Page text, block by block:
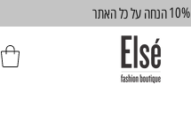
הנחה על כל האתר10%